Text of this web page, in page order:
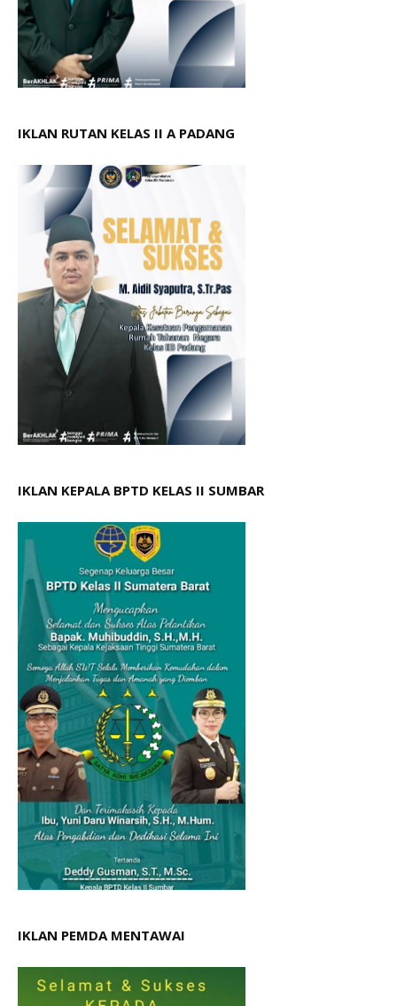
IKLAN RUTAN KELAS II A PADANG
IKLAN KEPALA BPTD KELAS II SUMBAR
IKLAN PEMDA MENTAWAI